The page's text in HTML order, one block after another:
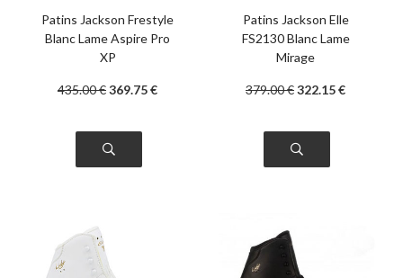
Patins Jackson Frestyle
Blanc Lame Aspire Pro
XP
435.00€369.75€
Patins Jackson Elle
FS2130 Blanc Lame
Mirage
379.00€322.15€